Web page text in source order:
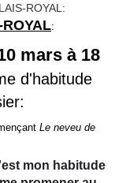
ROYAL:
:
mars à 18
d'habitude
Le neveu de
mon habitude